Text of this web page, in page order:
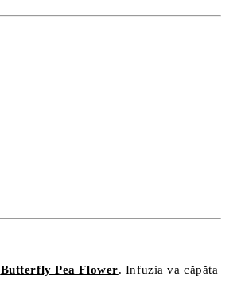
Butterfly Pea Flower. Infuzia va căpăta